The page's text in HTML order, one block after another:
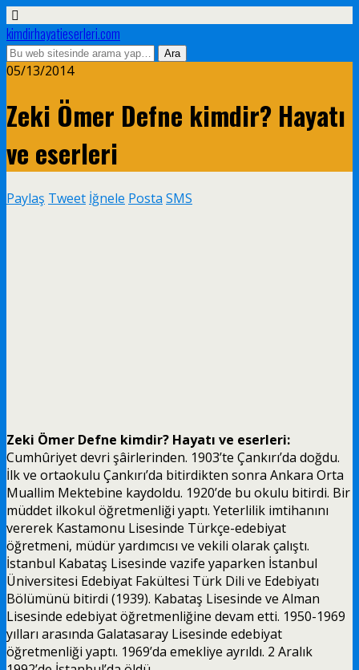
kimdirhayatieserleri.com
05/13/2014
Zeki Ömer Defne kimdir? Hayatı
ve eserleri
Paylaş Tweet İğnele Posta SMS
Zeki Ömer Defne kimdir? Hayatı ve eserleri:
Cumhûriyet devri şâirlerinden. 1903’te Çankırı’da doğdu.
İlk ve ortaokulu Çankırı’da bitirdikten sonra Ankara Orta
Muallim Mektebine kaydoldu. 1920’de bu okulu bitirdi. Bir
müddet ilkokul öğretmenliği yaptı. Yeterlilik imtihanını
vererek Kastamonu Lisesinde Türkçe-edebiyat
öğretmeni, müdüryardımcısı ve vekili olarak çalıştı.
İstanbul Kabataş Lisesinde vazife yaparken İstanbul
Üniversitesi Edebiyat Fakültesi Türk Dili ve Edebiyatı
Bölümünü bitirdi (1939). Kabataş Lisesinde ve Alman
Lisesinde edebiyat öğretmenliğine devam etti. 1950-1969
yılları arasında Galatasaray Lisesinde edebiyat
öğretmenliği yaptı. 1969’da emekliye ayrıldı. 2 Aralık